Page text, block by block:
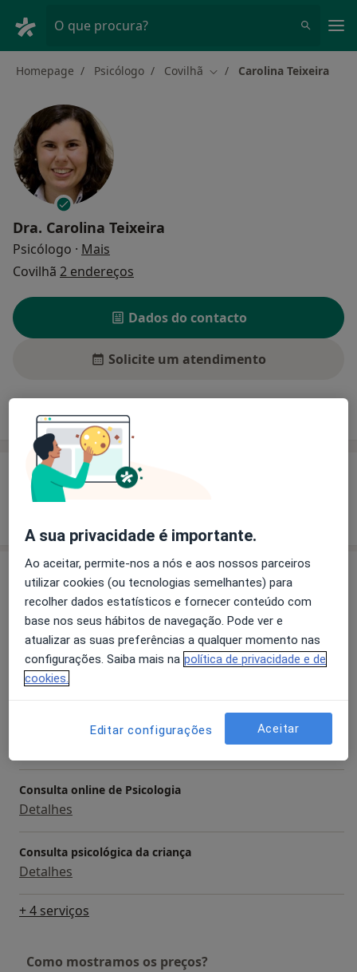
O que procura?
Homepage Psicólogo Covilhã Mudar de cidade
Carolina Teixeira
Dra. Carolina Teixeira
Psicólogo · Mais
Covilhã 2 endereços
Dados do contacto
Solicite um atendimento
Experiência Preços
Experiência
Serviços e preços
Primeira consulta Psicologia
Detalhes
Avaliação Psicológica
Detalhes
Consulta domiciliar Psicologia
Consulta online de Psicologia
Detalhes
Consulta psicológica da criança
Detalhes
+ 4 serviços
Como mostramos os preços?
A sua privacidade é importante.
Ao aceitar, permite-nos a nós e aos nossos parceiros
utilizar cookies (ou tecnologias semelhantes) para
recolher dados estatísticos e fornecer conteúdo com
base nos seus hábitos de navegação. Pode ver e
atualizar as suas preferências a qualquer momento nas
configurações. Saiba mais na política de privacidade e de
cookies.
Editar configurações Aceitar